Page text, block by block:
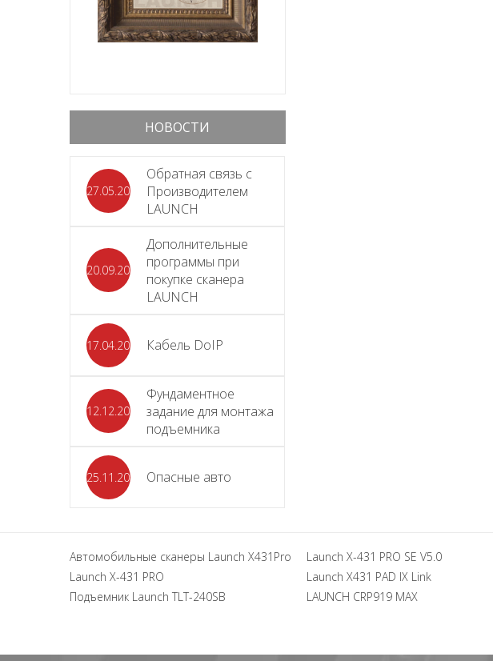
НОВОСТИ
27.05.2026
Обратная связь с
Производителем
LAUNCH
20.09.2025
Дополнительные
программы при
покупке сканера
LAUNCH
17.04.2024 Кабель DoIP
12.12.2023
Фундаментное
задание для монтажа
подъемника
25.11.2023 Опасные авто
Автомобильные сканеры Launch X431Pro Launch X-431 PRO SE V5.0
Launch X-431 PRO
Launch X431 PAD IX Link
Подъемник Launch TLT-240SB
LAUNCH CRP919 MAX